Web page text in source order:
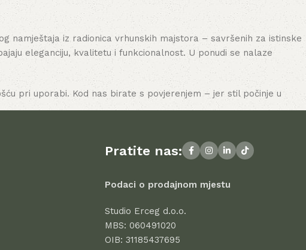
namještaja iz radionica vrhunskih majstora – savršenih za istinske
eleganciju, kvalitetu i funkcionalnost. U ponudi se nalaze
pri uporabi. Kod nas birate s povjerenjem – jer stil počinje u
Pratite nas:
Podaci o prodajnom mjestu
Studio Erceg d.o.o.
MBS: 060491020
OIB: 31185437695